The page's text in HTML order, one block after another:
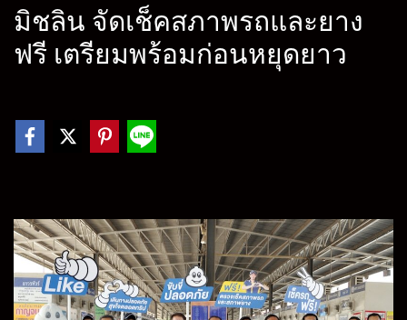
มิชลิน จัดเช็คสภาพรถและยาง
ฟรี เตรียมพร้อมก่อนหยุดยาว